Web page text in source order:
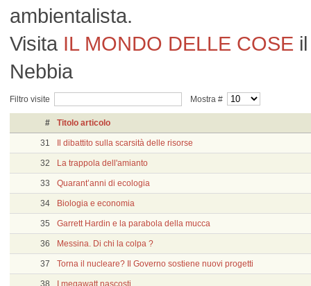
ambientalista.
Visita IL MONDO DELLE COSE
Nebbia
Filtro visite Mostra #
# Titolo articolo
31 Il dibattito sulla scarsità delle risorse
32 La trappola dell'amianto
33 Quarant’anni di ecologia
34 Biologia e economia
35 Garrett Hardin e la parabola della mucca
36 Messina. Di chi la colpa ?
37 Torna il nucleare? Il Governo sostiene nuovi progetti
38 I megawatt nascosti